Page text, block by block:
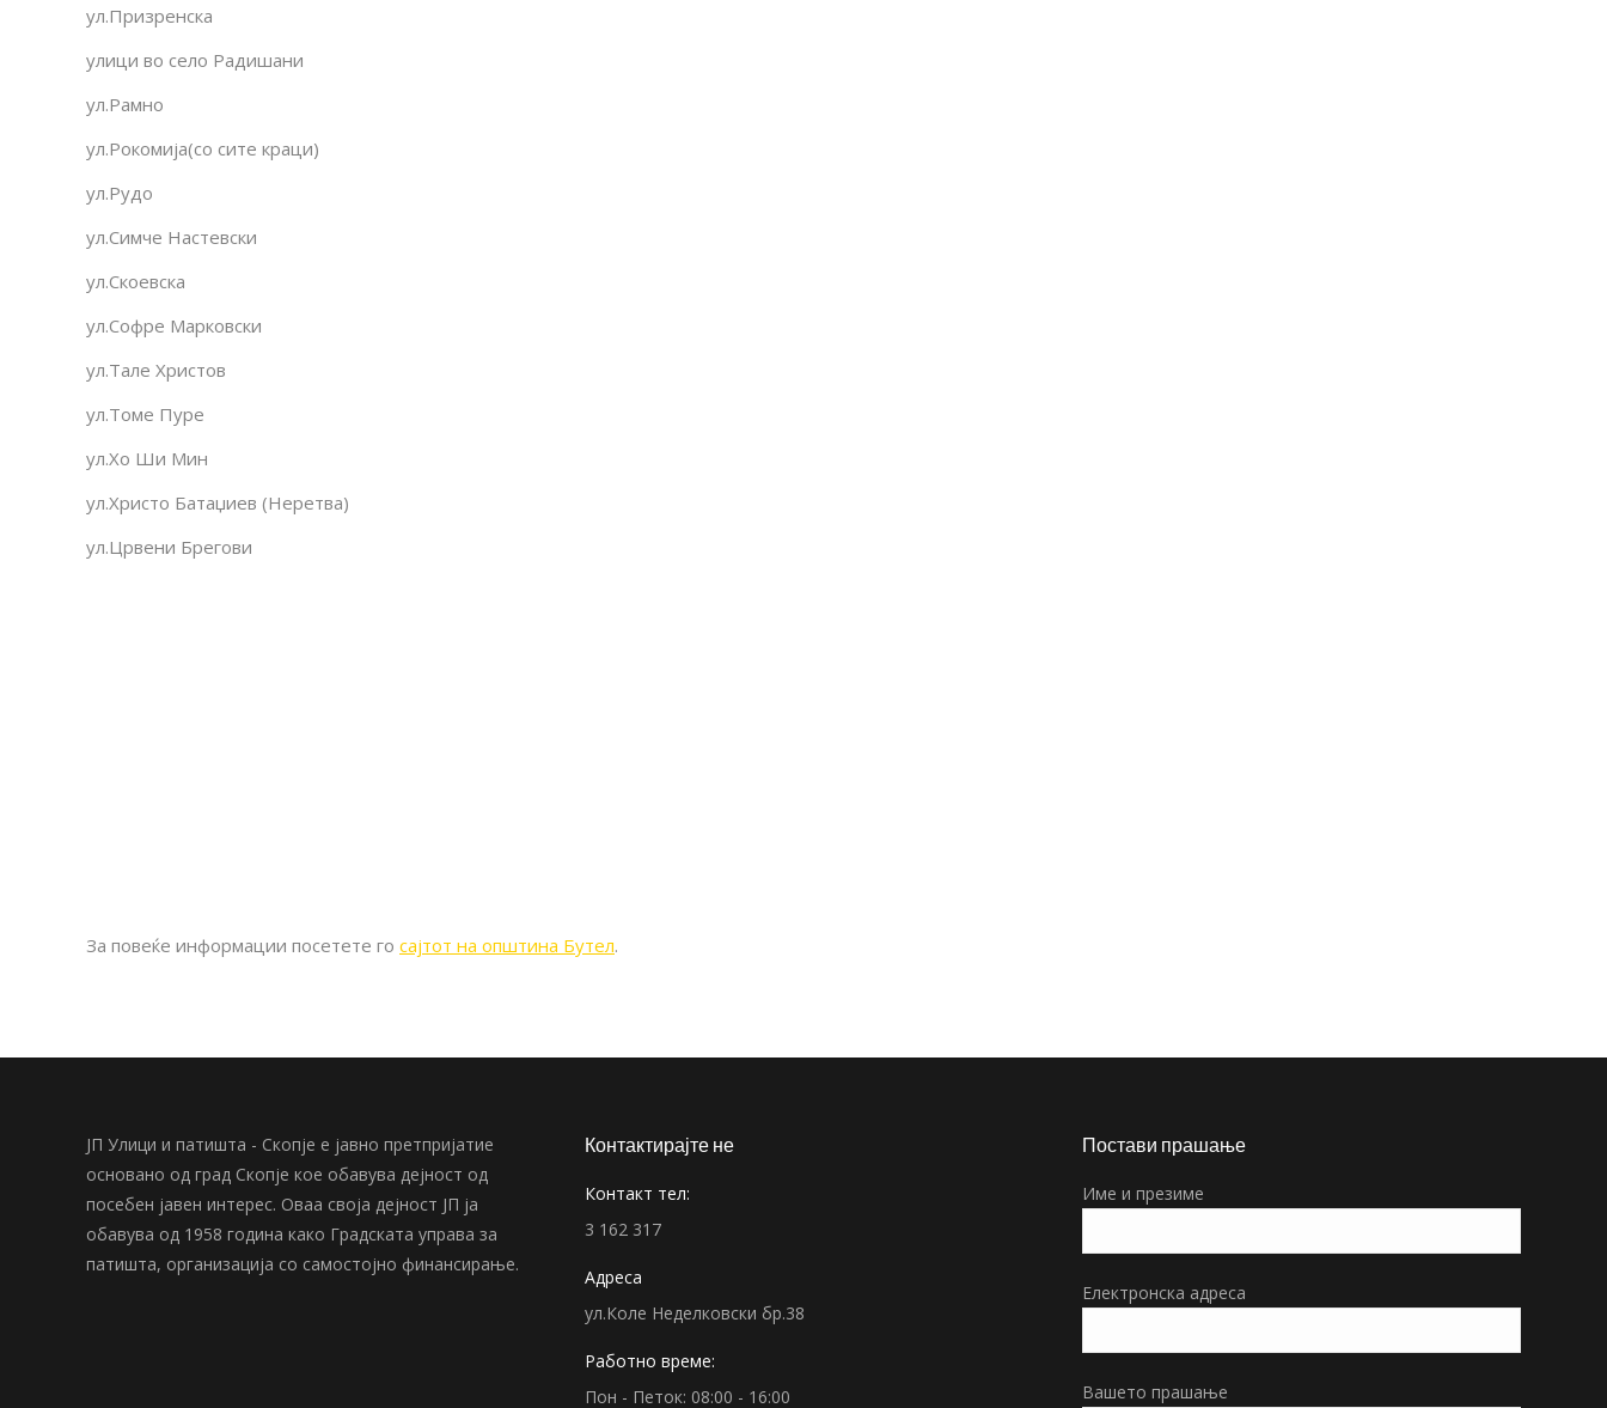
ул.Призренска
улици во село Радишани
ул.Рамно
ул.Рокомија(со сите краци)
ул.Рудо
ул.Симче Настевски
ул.Скоевска
ул.Софре Марковски
ул.Тале Христов
ул.Томе Пуре
ул.Хо Ши Мин
ул.Христо Батаџиев (Неретва)
ул.Црвени Брегови
За повеќе информации посетете го сајтот на општина Бутел.
ЈП Улици и патишта - Скопје е јавно претпријатие
основано од град Скопје кое обавува дејност од
посебен јавен интерес. Оваа своја дејност ЈП ја
обавува од 1958 година како Градската управа за
патишта, организација со самостојно финансирање.
Контактирајте не
Контакт тел:
3 162 317
Адреса
ул.Коле Неделковски бр.38
Работно време:
Пон - Петок: 08:00 - 16:00
Постави прашање
Име и презиме
Електронска адреса
Вашето прашање